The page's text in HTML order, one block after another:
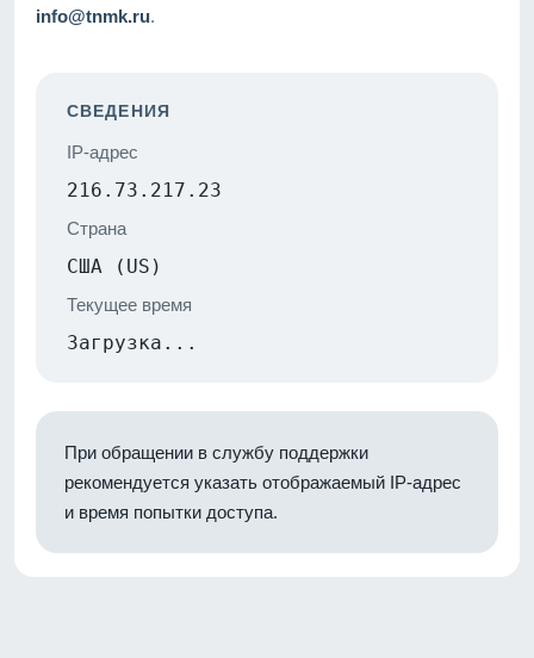
info@tnmk.ru.
СВЕДЕНИЯ
IP-адрес
216.73.217.23
Страна
США (US)
Текущее время
Загрузка...
При обращении в службу поддержки
рекомендуется указать отображаемый IP-адрес
и время попытки доступа.